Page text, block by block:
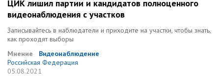
ЦИК лишил партии и кандидатов полноценного
видеонаблюдения с участков
Записывайтесь в наблюдатели и приходите на участки, чтобы знать,
как проходят выборы
Мнение
Видеонаблюдение
Российская Федерация
05.08.2021